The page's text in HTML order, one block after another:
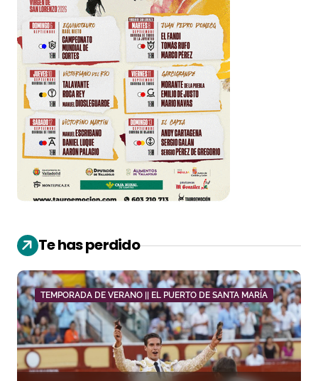
Te has perdido
TEMPORADA DE VERANO || EL PUERTO DE SANTA MARÍA